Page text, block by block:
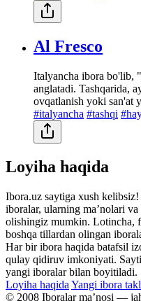
Al Fresco
Italyancha ibora bo'lib,
anglatadi. Tashqarida,
ovqatlanish yoki san'at
#italyancha #tashqi
Loyiha haqida
Ibora.uz saytiga xush
iboralar, ularning maʼnolari
olishingiz mumkin. Lotincha,
boshqa tillardan olingan
Har bir ibora haqida batafsil
qulay qidiruv imkoniyati.
yangi iboralar bilan boyitiladi.
Loyiha haqida Yangi ibora
© 2008 Iboralar maʼnosi —